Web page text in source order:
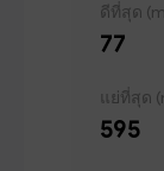
ดีที่สุด
77
แย่ที่สุด
595